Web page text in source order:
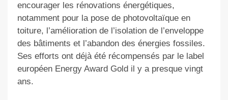
encourager les rénovations énergétiques,
notamment pour la pose de photovoltaïque en
toiture, l’amélioration de l’isolation de l’enveloppe
des bâtiments et l’abandon des énergies fossiles.
Ses efforts ont déjà été récompensés par le label
européen Energy Award Gold il y a presque vingt
ans.